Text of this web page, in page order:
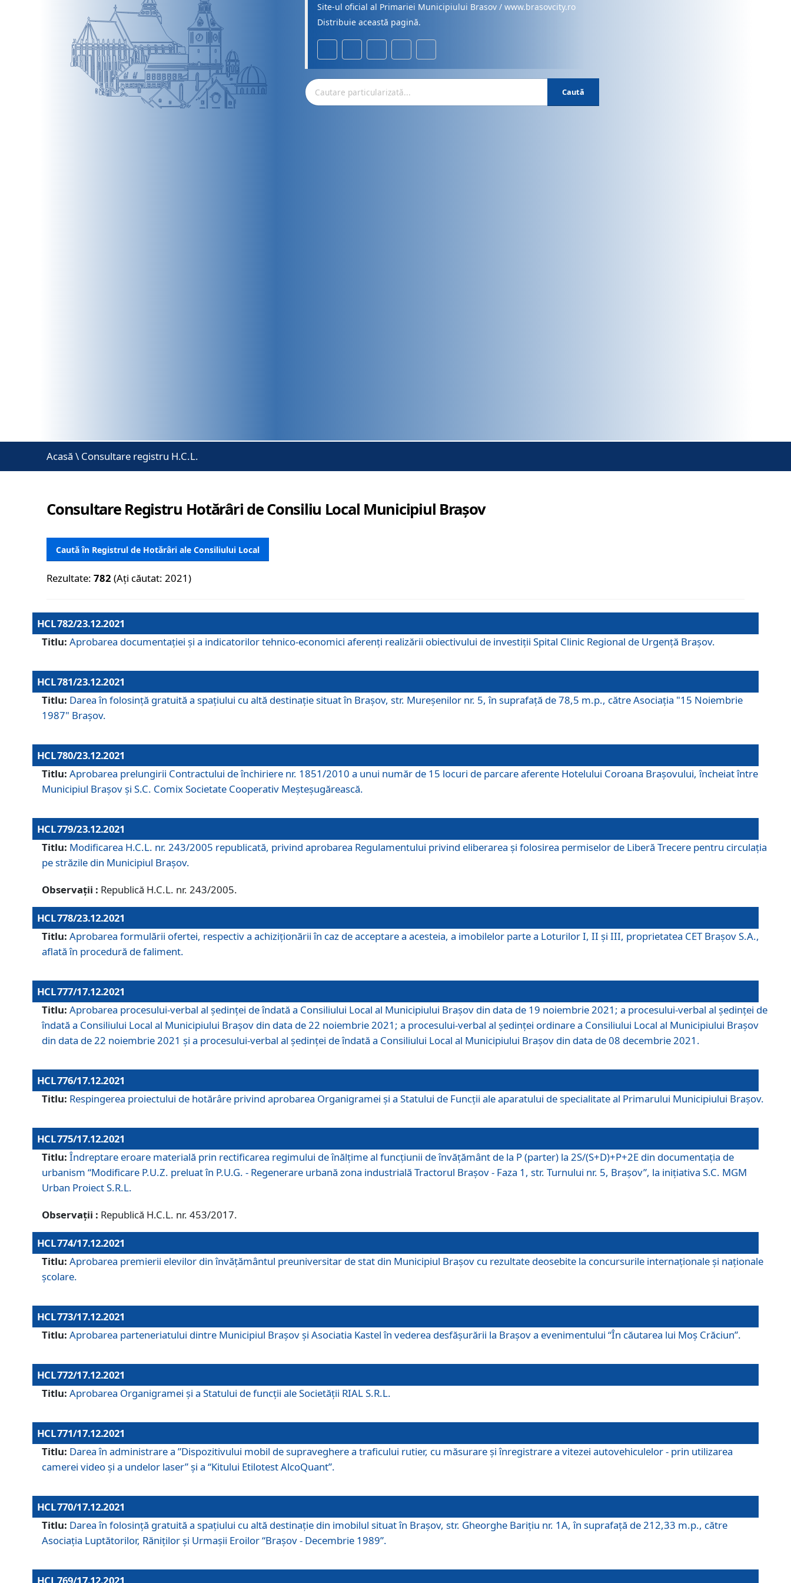
Site-ul oficial al Primariei Municipiului Brasov / www.brasovcity.ro
Distribuie această pagină.
Caută
Acasă \ Consultare registru H.C.L.
Consultare Registru Hotărâri de Consiliu Local Municipiul Brașov
Caută în Registrul de Hotărâri ale Consiliului Local
Rezultate:782 (Ați căutat: 2021)
HCL 782/23.12.2021
Titlu: Aprobarea documentației și a indicatorilor tehnico-economici aferenți realizării obiectivului de investiții Spital Clinic Regional de Urgență Brașov.
HCL 781/23.12.2021
Titlu: Darea în folosinţă gratuită a spaţiului cu altă destinaţie situat în Braşov, str. Mureşenilor nr. 5, în suprafaţă de 78,5 m.p., către Asociaţia "15 Noiembrie
1987" Braşov.
HCL 780/23.12.2021
Titlu: Aprobarea prelungirii Contractului de închiriere nr. 1851/2010 a unui număr de 15 locuri de parcare aferente Hotelului Coroana Brașovului, încheiat între
Municipiul Braşov şi S.C. Comix Societate Cooperativ Meșteșugărească.
HCL 779/23.12.2021
Titlu: Modificarea H.C.L. nr. 243/2005 republicată, privind aprobarea Regulamentului privind eliberarea şi folosirea permiselor de Liberă Trecere pentru circulația
pe străzile din Municipiul Braşov.
Observații : Republică H.C.L. nr. 243/2005.
HCL 778/23.12.2021
Titlu: Aprobarea formulării ofertei, respectiv a achiziționării în caz de acceptare a acesteia, a imobilelor parte a Loturilor I, II și III, proprietatea CET Brașov S.A.,
aflată în procedură de faliment.
HCL 777/17.12.2021
Titlu: Aprobarea procesului-verbal al şedinţei de îndată a Consiliului Local al Municipiului Braşov din data de 19 noiembrie 2021; a procesului-verbal al şedinţei de
îndată a Consiliului Local al Municipiului Braşov din data de 22 noiembrie 2021; a procesului-verbal al şedinţei ordinare a Consiliului Local al Municipiului Braşov
din data de 22 noiembrie 2021 și a procesului-verbal al şedinţei de îndată a Consiliului Local al Municipiului Braşov din data de 08 decembrie 2021.
HCL 776/17.12.2021
Titlu: Respingerea proiectului de hotărâre privind aprobarea Organigramei şi a Statului de Funcţii ale aparatului de specialitate al Primarului Municipiului Braşov.
HCL 775/17.12.2021
Titlu: Îndreptare eroare materială prin rectificarea regimului de înălţime al funcţiunii de învăţământ de la P (parter) la 2S/(S+D)+P+2E din documentaţia de
urbanism “Modificare P.U.Z. preluat în P.U.G. - Regenerare urbană zona industrială Tractorul Braşov - Faza 1, str. Turnului nr. 5, Braşov”, la iniţiativa S.C. MGM
Urban Proiect S.R.L.
Observații : Republică H.C.L. nr. 453/2017.
HCL 774/17.12.2021
Titlu: Aprobarea premierii elevilor din învățământul preuniversitar de stat din Municipiul Brașov cu rezultate deosebite la concursurile internaționale și naționale
școlare.
HCL 773/17.12.2021
Titlu: Aprobarea parteneriatului dintre Municipiul Brașov și Asociatia Kastel în vederea desfăşurării la Brașov a evenimentului “În căutarea lui Moș Crăciun”.
HCL 772/17.12.2021
Titlu: Aprobarea Organigramei şi a Statului de funcţii ale Societăţii RIAL S.R.L.
HCL 771/17.12.2021
Titlu: Darea în administrare a ”Dispozitivului mobil de supraveghere a traficului rutier, cu măsurare și înregistrare a vitezei autovehiculelor - prin utilizarea
camerei video și a undelor laser” și a “Kitului Etilotest AlcoQuant”.
HCL 770/17.12.2021
Titlu: Darea în folosinţă gratuită a spaţiului cu altă destinaţie din imobilul situat în Braşov, str. Gheorghe Bariţiu nr. 1A, în suprafaţă de 212,33 m.p., către
Asociaţia Luptătorilor, Răniţilor şi Urmaşii Eroilor “Braşov - Decembrie 1989”.